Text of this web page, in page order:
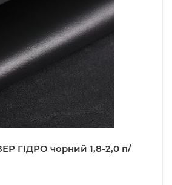
ГІДРО чорний 1,8-2,0 п/